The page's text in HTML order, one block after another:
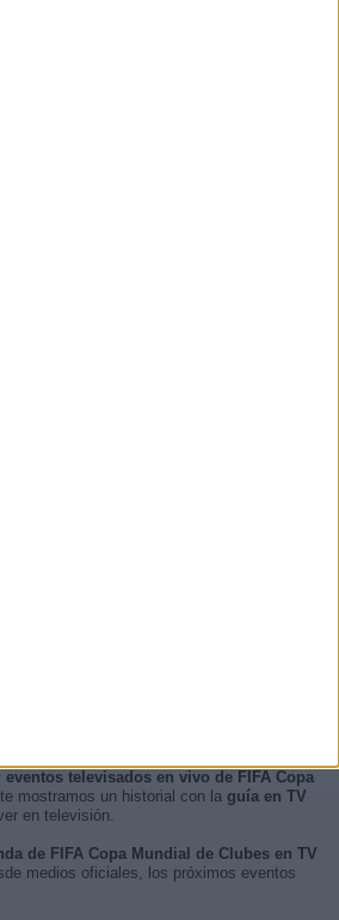
eventos televisados en vivo de FIFA Copa
mostramos un historial con la guía en TV
en televisión.
de FIFA Copa Mundial de Clubes en TV
medios oficiales, los próximos eventos